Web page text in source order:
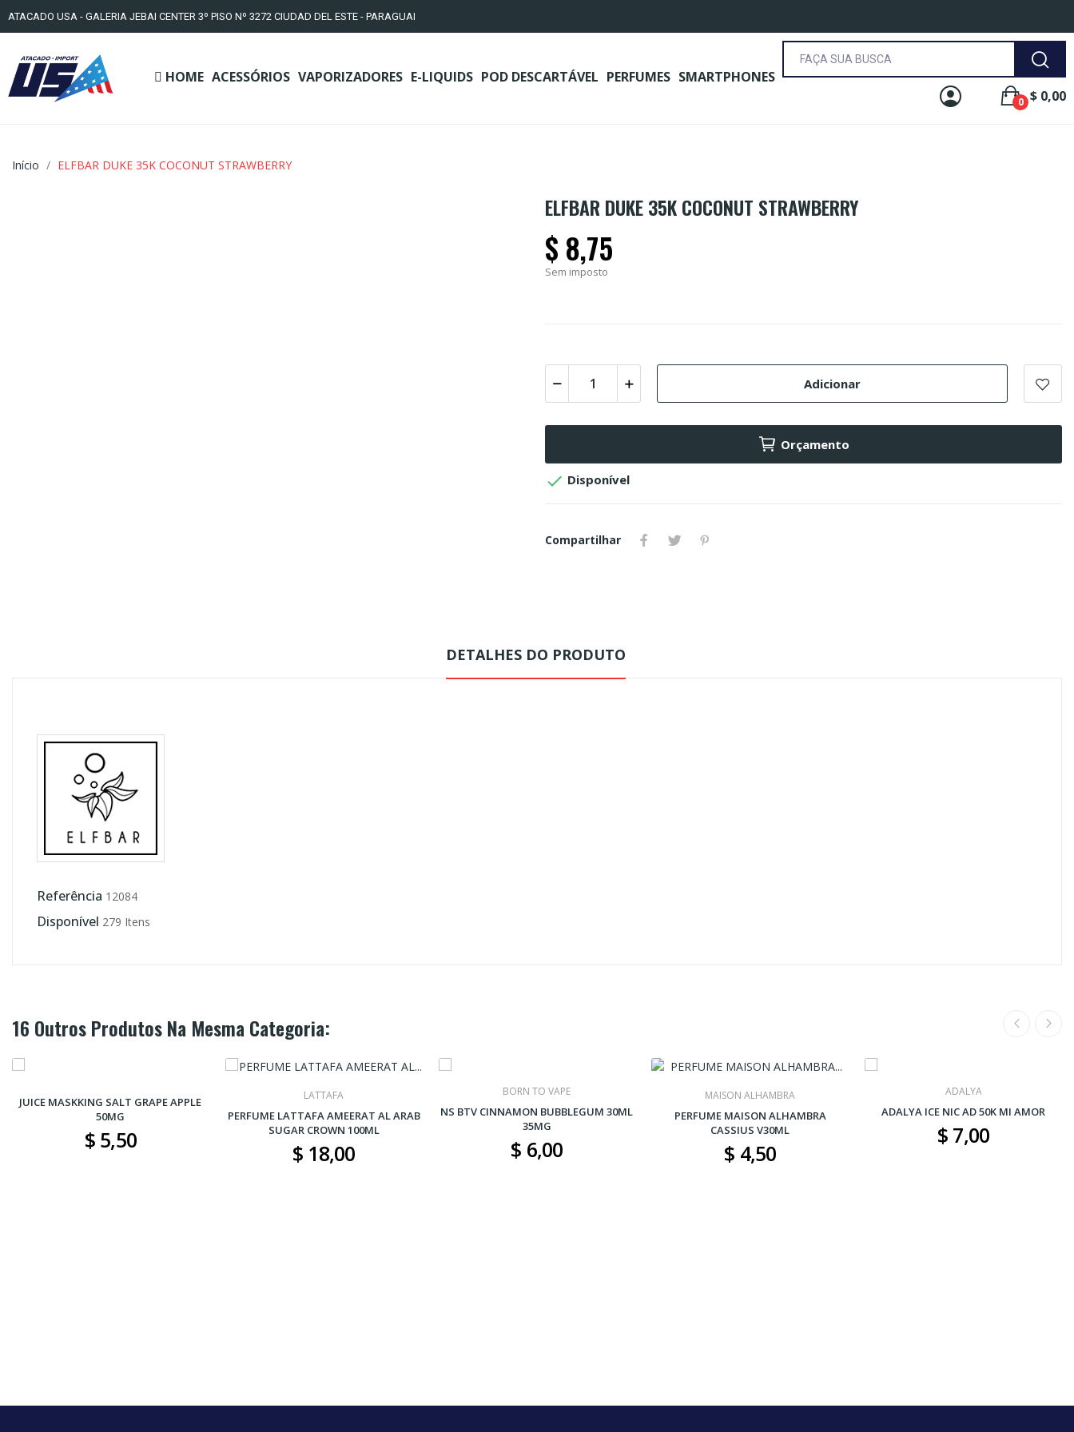
ATACADO USA - GALERIA JEBAI CENTER 3º PISO Nº 3272 CIUDAD DEL ESTE - PARAGUAI
HOME ACESSÓRIOS VAPORIZADORES E-LIQUIDS POD DESCARTÁVEL PERFUMES SMARTPHONES
$ 0,00
0
Início ELFBAR DUKE 35K COCONUT STRAWBERRY
ELFBAR DUKE 35K COCONUT STRAWBERRY
$ 8,75
Sem imposto
Adicionar
Orçamento
 Disponível
Compartilhar
DETALHES DO PRODUTO
Referência 12084
Disponível 279 Itens
16 Outros Produtos Na Mesma Categoria:
JUICE MASKKING SALT GRAPE APPLE
50MG
$ 5,50
LATTAFA
PERFUME LATTAFA AMEERAT AL ARAB
SUGAR CROWN 100ML
$ 18,00
BORN TO VAPE
NS BTV CINNAMON BUBBLEGUM 30ML
35MG
$ 6,00
MAISON ALHAMBRA
PERFUME MAISON ALHAMBRA
CASSIUS V30ML
$ 4,50
ADALYA
ADALYA ICE NIC AD 50K MI AMOR
$ 7,00